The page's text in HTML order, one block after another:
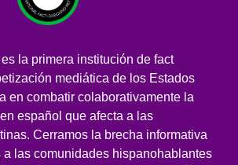
la primera institución de fact
mediática de los Estados
en combatir colaborativamente la
español que afecta a las
Cerramos la brecha informativa
a las comunidades hispanohablantes